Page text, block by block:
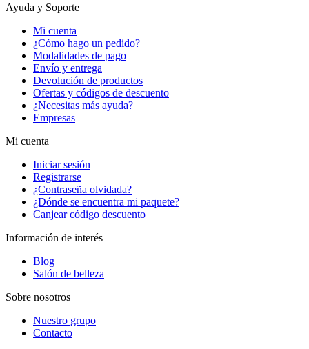
Ayuda y Soporte
Mi cuenta
¿Cómo hago un pedido?
Modalidades de pago
Envío y entrega
Devolución de productos
Ofertas y códigos de descuento
¿Necesitas más ayuda?
Empresas
Mi cuenta
Iniciar sesión
Registrarse
¿Contraseña olvidada?
¿Dónde se encuentra mi paquete?
Canjear código descuento
Información de interés
Blog
Salón de belleza
Sobre nosotros
Nuestro grupo
Contacto